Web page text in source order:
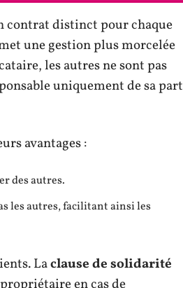
contrat distinct pour chaque
une gestion plus morcelée
les autres ne sont pas
uniquement de sa part
avantages :
des autres.
les autres, facilitant ainsi les
Laclause de solidarité